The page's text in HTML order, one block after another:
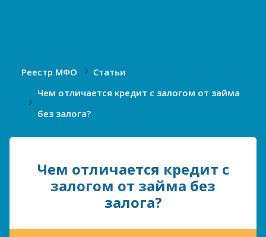
Реестр МФО
Статьи
Чем отличается кредит с залогом от займа
без залога?
Чем отличается кредит с
залогом от займа без
залога?